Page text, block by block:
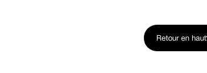
Retour en haut